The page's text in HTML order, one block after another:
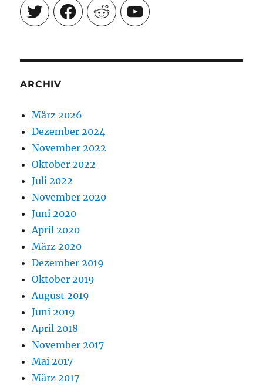
Twitter FacebookReddit YouTube
ARCHIV
März 2026
Dezember 2024
November 2022
Oktober 2022
Juli 2022
November 2020
Juni 2020
April 2020
März 2020
Dezember 2019
Oktober 2019
August 2019
Juni 2019
April 2018
November 2017
Mai 2017
März 2017